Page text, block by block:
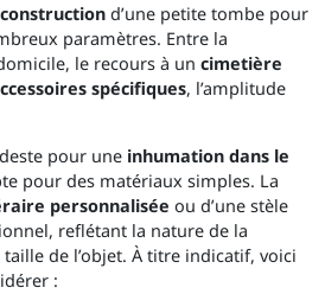
d’une petite tombe pour
paramètres. Entre la
le recours à uncimetière
spécifiques, l’amplitude
pour une inhumation dans le
pour des matériaux simples. La
personnalisée ou d’une stèle
reflétant la nature de la
de l’objet. À titre indicatif, voici
: